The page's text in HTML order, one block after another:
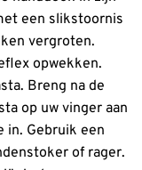
een slikstoornis
vergroten.
opwekken.
Breng na de
op uw vinger aan
in. Gebruik een
of rager.